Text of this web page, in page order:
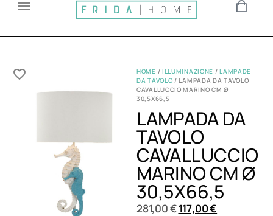
HOME / ILLUMINAZIONE /LAMPADE
DA TAVOLO / LAMPADA DA TAVOLO
CAVALLUCCIO MARINO CM Ø
30,5X66,5
LAMPADA DA
TAVOLO
CAVALLUCCIO
MARINO CM Ø
30,5X66,5
281,00€117,00€